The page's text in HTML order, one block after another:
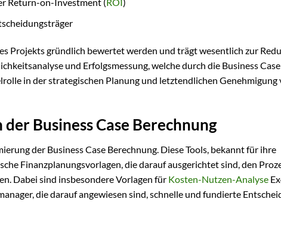
Return-on-Investment (ROI)
Projekts gründlich bewertet werden und trägt wesentlich zur
und Erfolgsmessung, welche durch die Business Case
in der strategischen Planung und letztendlichen Genehmigung
Business Case Berechnung
der Business Case Berechnung. Diese Tools, bekannt für ihre
Finanzplanungsvorlagen, die darauf ausgerichtet sind, den
Dabei sind insbesondere Vorlagen für Kosten-Nutzen-Analyse
die darauf angewiesen sind, schnelle und fundierte